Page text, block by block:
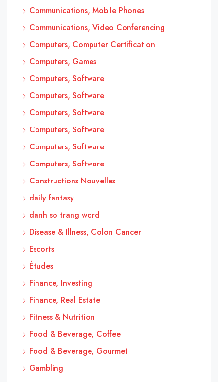
Communications, Mobile Phones
Communications, Video Conferencing
Computers, Computer Certification
Computers, Games
Computers, Software
Computers, Software
Computers, Software
Computers, Software
Computers, Software
Computers, Software
Constructions Nouvelles
daily fantasy
danh so trang word
Disease & Illness, Colon Cancer
Escorts
Études
Finance, Investing
Finance, Real Estate
Fitness & Nutrition
Food & Beverage, Coffee
Food & Beverage, Gourmet
Gambling